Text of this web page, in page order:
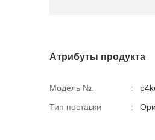
Атрибуты продукта
Модель №. :
Тип поставки
: